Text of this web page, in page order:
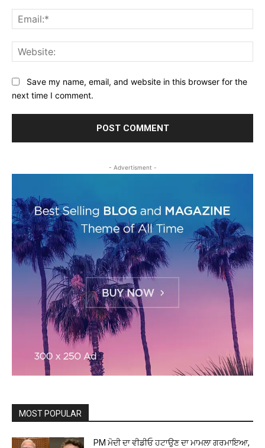
Save my name, email, and website in this browser for the
next time I comment.
- Advertisment -
MOST POPULAR
PM ਮੋਦੀ ਦਾ ਵੀਡੀਓ ਹਟਾਉਣ ਦਾ ਮਾਮਲਾ ਗਰਮਾਇਆ,